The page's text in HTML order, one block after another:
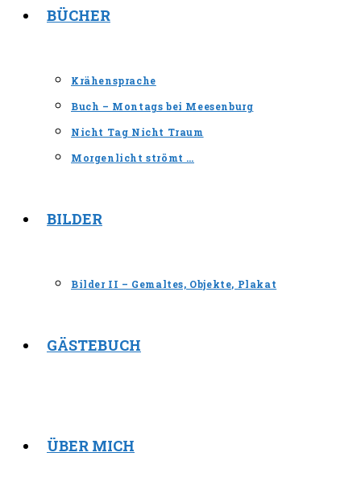
BÜCHER
Krähensprache
Buch – Montags bei Meesenburg
Nicht Tag Nicht Traum
Morgenlicht strömt …
BILDER
Bilder II – Gemaltes, Objekte, Plakat
GÄSTEBUCH
ÜBER MICH